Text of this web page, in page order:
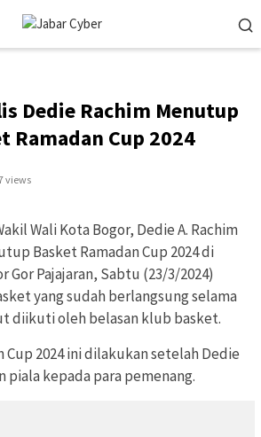
Dedie Rachim Menutup
Ramadan Cup 2024
views
Wali Kota Bogor, Dedie A. Rachim
Basket Ramadan Cup 2024 di
Gor Pajajaran, Sabtu (23/3/2024)
yang sudah berlangsung selama
diikuti oleh belasan klub basket.
Cup 2024 ini dilakukan setelah Dedie
piala kepada para pemenang.